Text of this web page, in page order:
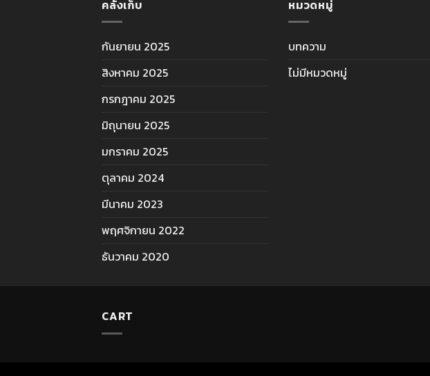
คลังเก็บ
กันยายน 2025
สิงหาคม 2025
กรกฎาคม 2025
มิถุนายน 2025
มกราคม 2025
ตุลาคม 2024
มีนาคม 2023
พฤศจิกายน 2022
ธันวาคม 2020
หมวดหมู่
บทความ
ไม่มีหมวดหมู่
CART